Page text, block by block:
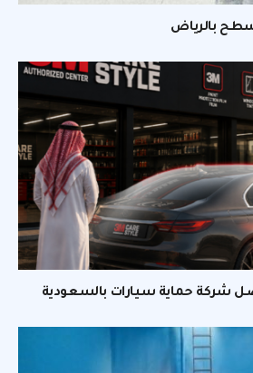
بالرياض
شركة حماية سيارات بالسعودية